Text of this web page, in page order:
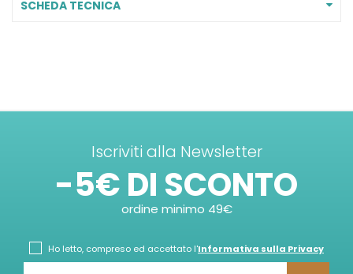
SCHEDA TECNICA
Iscriviti alla Newsletter
-5€ DI SCONTO
ordine minimo 49€
Ho letto, compreso ed accettato l'Informativa sulla Privacy